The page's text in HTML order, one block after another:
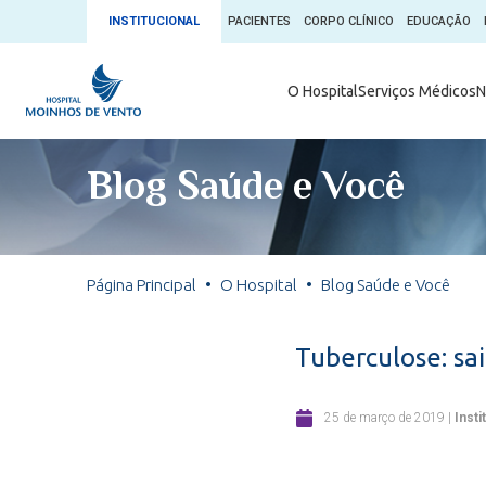
INSTITUCIONAL PACIENTES CORPO CLÍNICO EDUCAÇÃO
O HospitalServiços Médicos
Serviços Médicos
Núcleos e Especialidades
Fale com o Moinhos
Ambulatório
Comitê de
Doação de
Escritório
Blog Saúde e Você
Página Principal O Hospital Blog Saúde e Você
Tuberculose:
25 de março de 2019